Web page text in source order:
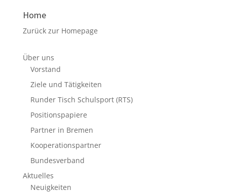
Home
Zurück zur Homepage
Über uns
Vorstand
Ziele und Tätigkeiten
Runder Tisch Schulsport (RTS)
Positionspapiere
Partner in Bremen
Kooperationspartner
Bundesverband
Aktuelles
Neuigkeiten